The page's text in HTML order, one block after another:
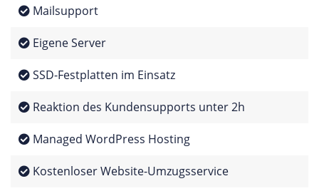
Mailsupport
Eigene Server
SSD-Festplatten im Einsatz
Reaktion des Kundensupports unter 2h
Managed WordPress Hosting
Kostenloser Website-Umzugsservice